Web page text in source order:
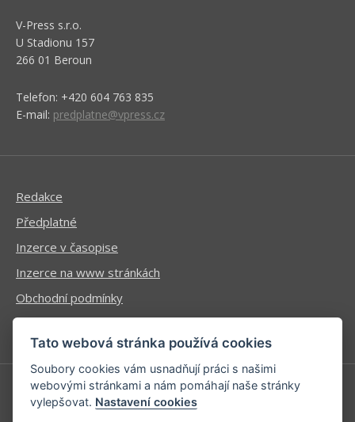
V-Press s.r.o.
U Stadionu 157
266 01 Beroun
Telefon: +420 604 763 835
E-mail: predplatne@vpress.cz
Redakce
Předplatné
Inzerce v časopise
Inzerce na www stránkách
Obchodní podmínky
Ochrana osobních údajů
Příhlášení | Registrace
Tato webová stránka používá cookies
Soubory cookies vám usnadňují práci s našimi
webovými stránkami a nám pomáhají naše stránky
vylepšovat. Nastavení cookies